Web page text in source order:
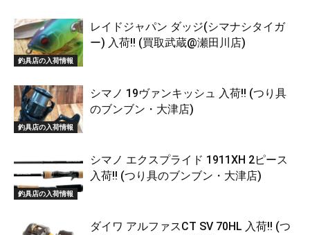
釣具店の入荷情報
レイドジャパン ダッジ(シマナシタイガ
ー) 入荷!! (買取武蔵@瀬田川店)
釣具店の入荷情報
シマノ 19ヴァンキッシュ 入荷!! (つり具
のブンブン・大津店)
釣具店の入荷情報
シマノ エクスプライド 1911XH 2ピース
入荷!! (つり具のブンブン・大津店)
ダイワ アルファスCT SV 70HL 入荷!! (つ